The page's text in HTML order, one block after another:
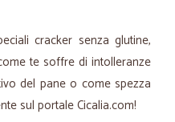
cracker senza glutine,
te soffre di intolleranze
del pane o come spezza
sul portale Cicalia.com!